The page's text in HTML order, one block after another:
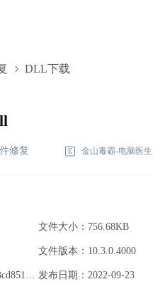
DLL下载
下
修复 金山毒霸-电脑医生
文件大小：756.68KB
文件版本：10.3.0.4000
文件MD5：9ba75f67ed9d2ad0843cd851ca45ab6b 发布日期：2022-09-23